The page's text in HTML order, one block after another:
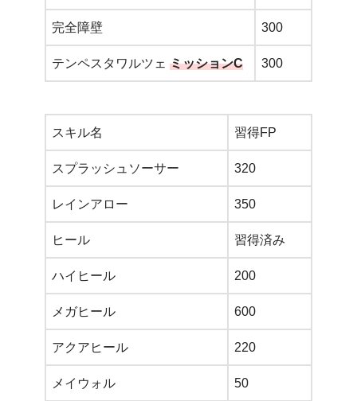
完全障壁 300
テンペスタワルツェ ミッションC 300
スキル名 習得FP
スプラッシュソーサー 320
レインアロー 350
ヒール 習得済み
ハイヒール 200
メガヒール 600
アクアヒール 220
メイウォル 50